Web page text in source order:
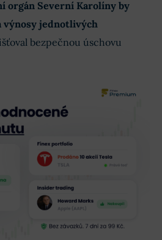
orgán Severní Karolíny by
výnosy jednotlivých
bezpečnou úschovu